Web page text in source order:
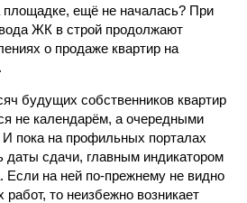
площадке, ещё не началась? При
ЖК в строй продолжают
о продаже квартир на
будущих собственников квартир
не календарём, а очередными
пока на профильных порталах
даты сдачи, главным индикатором
Если на ней по-прежнему не видно
то неизбежно возникает